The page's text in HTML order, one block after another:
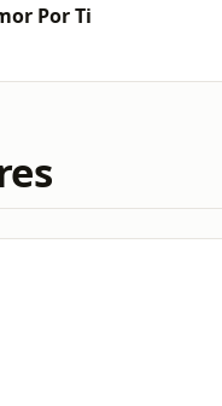
Por Ti